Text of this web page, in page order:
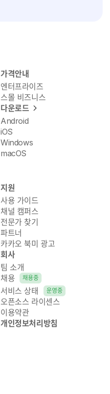
가격안내
엔터프라이즈
스몰 비즈니스
다운로드
Android
iOS
Windows
macOS
지원
사용 가이드
채널 캠퍼스
전문가 찾기
파트너
카카오 북미 광고
회사
팀 소개
채용
채용중
서비스 상태 운영중
오픈소스 라이센스
이용약관
개인정보처리방침